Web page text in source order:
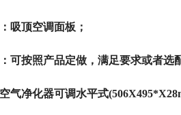
吸顶空调面板；
可按照产品定做，满足要求或者选
气净化器可调水平式